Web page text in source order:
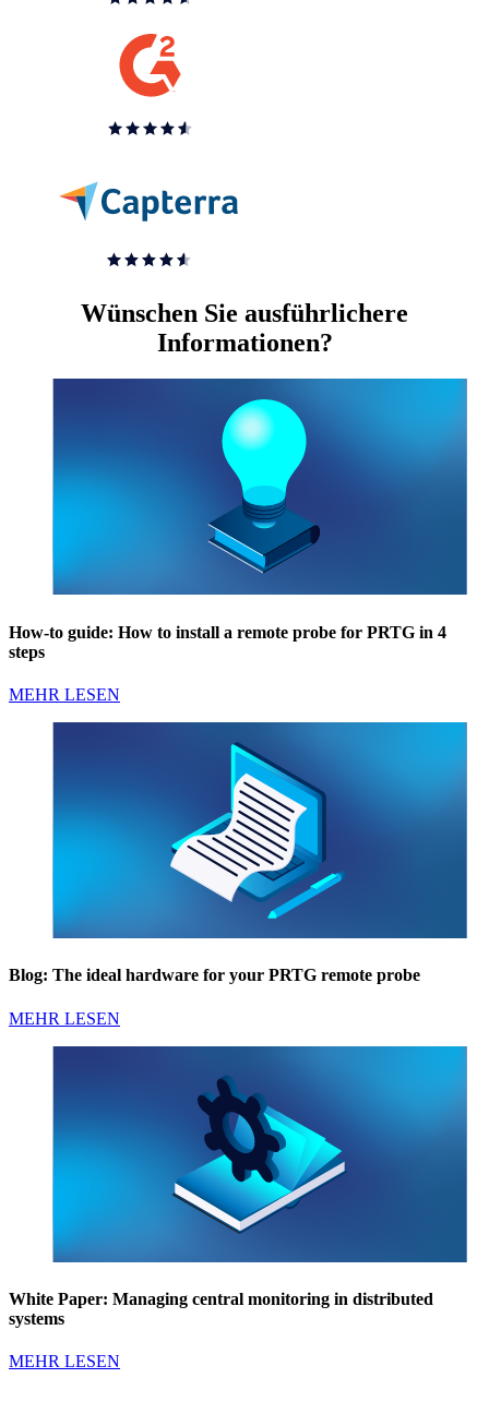
Wünschen Sie ausführlichere
Informationen?
How-to guide: How to install a remote probe for PRTG in 4
steps
MEHR LESEN
Blog: The ideal hardware for your PRTG remote probe
MEHR LESEN
White Paper: Managing central monitoring in distributed
systems
MEHR LESEN